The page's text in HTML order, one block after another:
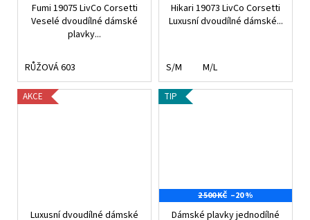
Fumi 19075 LivCo Corsetti
Veselé dvoudílné dámské
plavky...
RŮŽOVÁ 603
Hikari 19073 LivCo Corsetti
Luxusní dvoudílné dámské...
S/M M/L
AKCE
Luxusní dvoudílné dámské
TIP
2 500 KČ –20 %
Dámské plavky jednodílné